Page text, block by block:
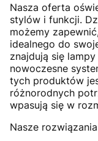
Nasza oferta
stylów i funkcji.
możemy
idealnego do
znajdują się
nowoczesne
tych produktów
różnorodnych
wpasują się w
Nasze